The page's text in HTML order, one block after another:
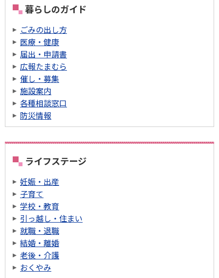
暮らしのガイド
ごみの出し方
医療・健康
届出・申請書
広報たまむら
催し・募集
施設案内
各種相談窓口
防災情報
ライフステージ
妊娠・出産
子育て
学校・教育
引っ越し・住まい
就職・退職
結婚・離婚
老後・介護
おくやみ